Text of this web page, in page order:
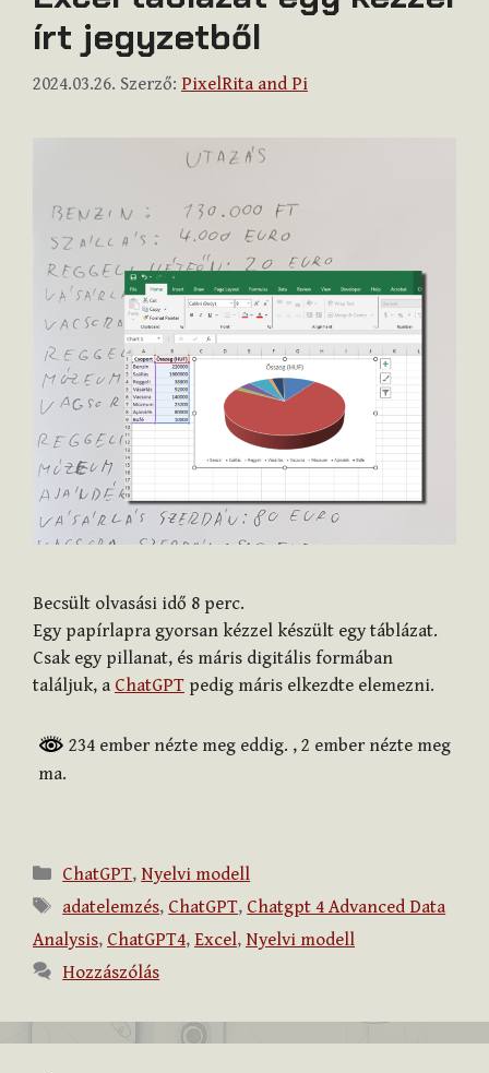
írt jegyzetből
2024.03.26. Szerző: PixelRita and Pi
Becsült olvasási idő 8 perc.
Egy papírlapra gyorsan kézzel készült egy táblázat.
Csak egy pillanat, és máris digitális formában
találjuk, a ChatGPT pedig máris elkezdte elemezni.
234 ember nézte meg eddig. , 2 ember nézte meg
ma.
Kategória
ChatGPT, Nyelvi modell
Címkék
adatelemzés, ChatGPT, Chatgpt 4 Advanced Data
Analysis, ChatGPT4, Excel, Nyelvi modell
Hozzászólás